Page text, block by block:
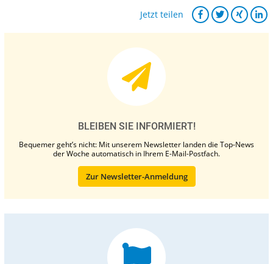
Jetzt teilen
BLEIBEN SIE INFORMIERT!
Bequemer geht’s nicht: Mit unserem Newsletter landen die Top-News
der Woche automatisch in Ihrem E-Mail-Postfach.
Zur Newsletter-Anmeldung